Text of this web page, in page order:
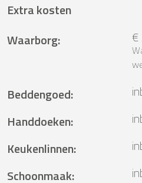
Extra kosten
Waarborg: €
Beddengoed:
Handdoeken:
Keukenlinnen:
Schoonmaak: